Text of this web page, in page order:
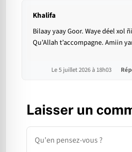
Khalifa
Bilaay yaay Goor. Waye déel xol
Qu’Allah t’accompagne. Amiin
Le 5 juillet 2026 à 18h03
Laisser un
Commentaire